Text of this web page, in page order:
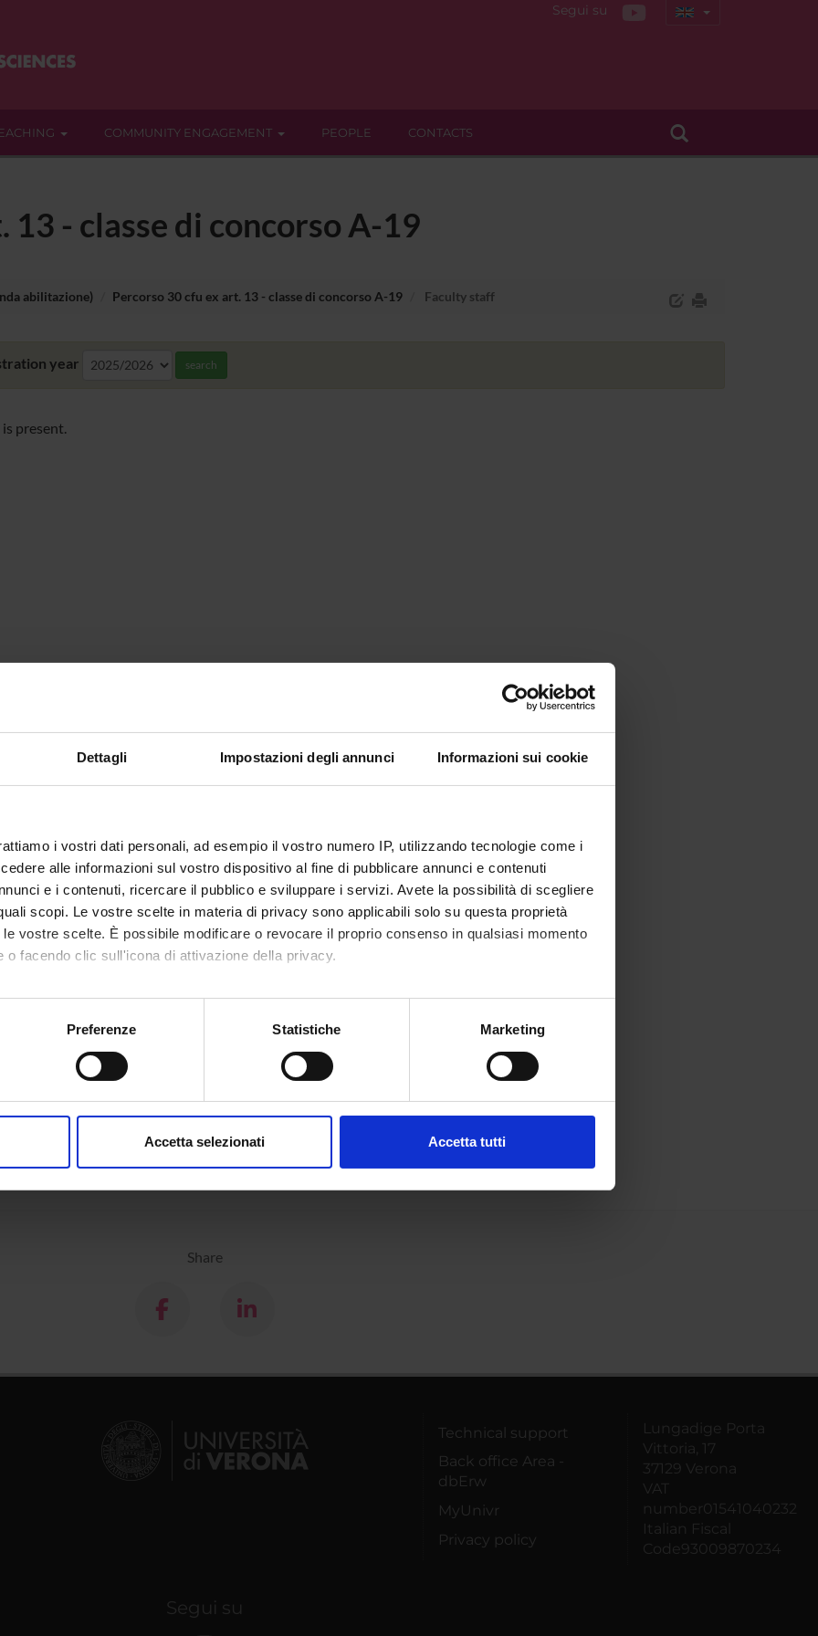
Dettagli Impostazioni degli annunci Informazioni sui cookie
i vostri dati personali, ad esempio il vostro numero IP, utilizzando tecnologie come i
alle informazioni sul vostro dispositivo al fine di pubblicare annunci e contenuti
e i contenuti, ricercare il pubblico e sviluppare i servizi. Avete la possibilità di scegliere
scopi. Le vostre scelte in materia di privacy sono applicabili solo su questa proprietà
vostre scelte. È possibile modificare o revocare il proprio consenso in qualsiasi momento
o facendo clic sull'icona di attivazione della privacy.
anche:
sulla tua posizione geografica, con un'approssimazione di qualche metro,
in qualsiasi momento dalla Dichiarazione sui cookie.
Preferenze Statistiche Marketing
Accetta selezionati Accetta tutti
Segui su
COMMUNITY ENGAGEMENT PEOPLE CONTACTS
13 - classe di concorso A-19
abilitazione) Percorso 30 cfu ex art. 13 - classe di concorso A-19 Faculty staff
year search
present.
Share
Technical support
Back office Area -
dbErw
MyUnivr
Privacy policy
Lungadige Porta
Vittoria, 17
37129 Verona
VAT
number01541040232
Italian Fiscal
Code93009870234
Segui su